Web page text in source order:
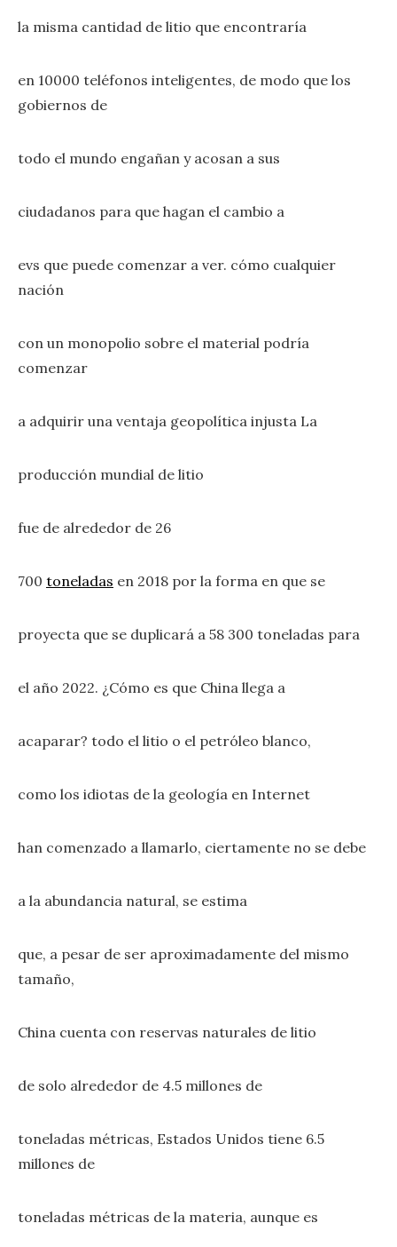
la misma cantidad de litio que encontraría
en 10000 teléfonos inteligentes, de modo que los
gobiernos de
todo el mundo engañan y acosan a sus
ciudadanos para que hagan el cambio a
evs que puede comenzar a ver. cómo cualquier
nación
con un monopolio sobre el material podría
comenzar
a adquirir una ventaja geopolítica injusta La
producción mundial de litio
fue de alrededor de 26
700 toneladas en 2018 por la forma en que se
proyecta que se duplicará a 58 300 toneladas para
el año 2022. ¿Cómo es que China llega a
acaparar? todo el litio o el petróleo blanco,
como los idiotas de la geología en Internet
han comenzado a llamarlo, ciertamente no se debe
a la abundancia natural, se estima
que, a pesar de ser aproximadamente del mismo
tamaño,
China cuenta con reservas naturales de litio
de solo alrededor de 4.5 millones de
toneladas métricas, Estados Unidos tiene 6.5
millones de
toneladas métricas de la materia, aunque es